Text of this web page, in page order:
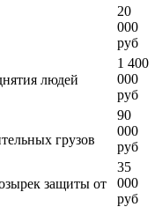
20
000
руб
людей
1 400
000
руб
грузов
90
000
руб
защиты от
35
000
руб